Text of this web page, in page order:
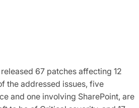
eased 67 patches affecting 12
the addressed issues, five
and one involving SharePoint, are